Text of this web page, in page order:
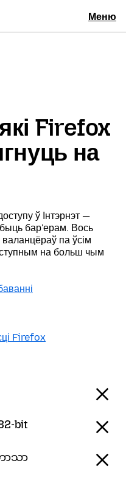
Меню
Firefox
на
ў Інтэрнэт —
бар'ерам. Вось
па ўсім
на больш чым
Firefox
bit
ာသာ